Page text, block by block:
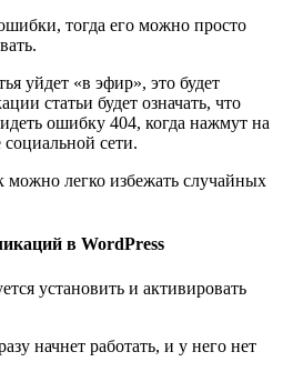
тогда его можно просто
уйдет «в эфир», это будет
статьи будет означать, что
ошибку 404, когда нажмут на
сети.
можно легко избежать случайных
в WordPress
установить и активировать
начнет работать, и у него нет